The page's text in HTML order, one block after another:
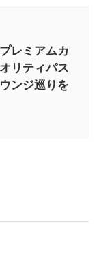
レミアムカ
リティパス
ンジ巡りを